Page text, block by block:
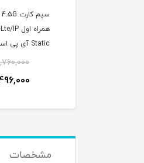
سیم کارت 4.5G سرویس
همراه اول FDD-Lte/IP
Static آی پی استاتیک
3٪
تومان
مشخصات